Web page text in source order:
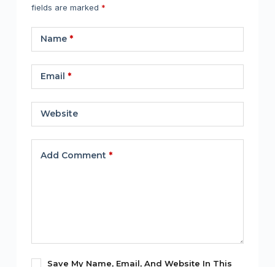
fields are marked *
Name*
Email *
Website
Add Comment *
Save My Name, Email, And Website In This